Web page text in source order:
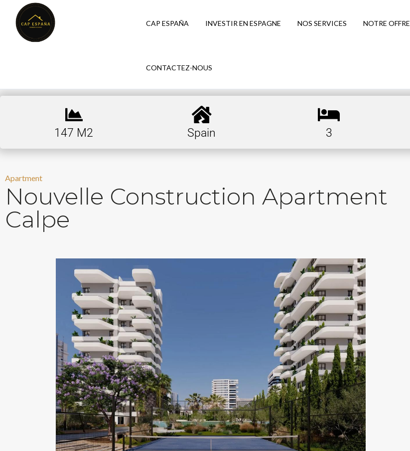
CAP ESPAÑA INVESTIR EN ESPAGNE NOS SERVICES NOTRE OFFRE
CONTACTEZ-NOUS
147 M2 Spain 3
Apartment
Nouvelle Construction Apartment
Calpe
Don't have an account?Sign Up
Username
Password
LOGIN
No apps configured. Please contact
your administrator.
Lost your password?